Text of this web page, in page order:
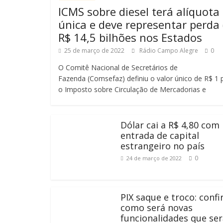
ICMS sobre diesel terá alíquota
única e deve representar perda
R$ 14,5 bilhões nos Estados
25 de março de 2022 Rádio Campo Alegre 0
O Comitê Nacional de Secretários de
Fazenda (Comsefaz) definiu o valor único de R$ 1
o Imposto sobre Circulação de Mercadorias e
Dólar cai a R$ 4,80 com
entrada de capital
estrangeiro no país
24 de março de 2022 0
PIX saque e troco:
como será novas
funcionalidades que